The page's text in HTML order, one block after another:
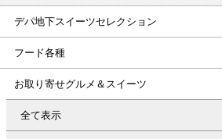
デパ地下スイーツセレクション
フード各種
お取り寄せグルメ＆スイーツ
全て表示